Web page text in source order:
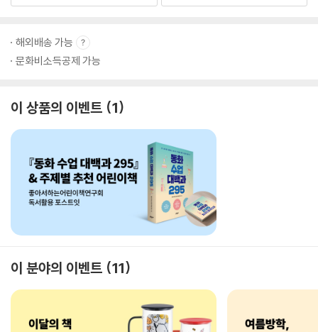
해외배송 가능
문화비소득공제 가능
이 상품의 이벤트 1
이 분야의 이벤트 11